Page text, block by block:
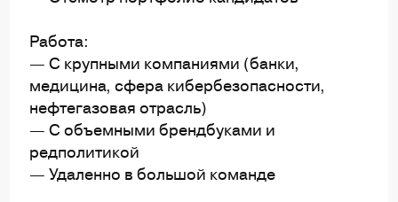
Работа:
— С крупными компаниями (банки,
медицина, сфера кибербезопасности,
нефтегазовая отрасль)
— С объемными брендбуками и
редполитикой
— Удаленно в большой команде